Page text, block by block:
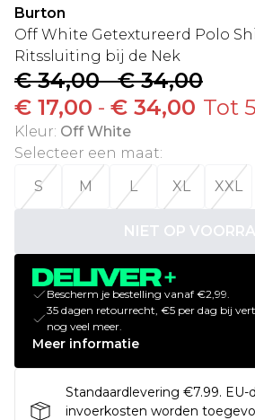
Burton
Off White Getextureerd Polo
Ritssluiting bij de Nek
€ 34,00-€ 34,00
€ 17,00 - € 34,00 Tot
Kleur: Off White
Selecteer een maat:
S
M L XL XXL
NIET OP
Bescherm je bestelling vanaf €2,99.
35 dagen retourrecht, €5 per dag bij
nog veel meer.
Meer informatie
Standaardlevering €7.99. EU-
invoerkosten worden